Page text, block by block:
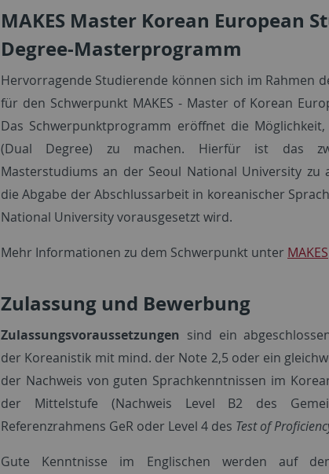
MAKES Master Korean European
Degree-Masterprogramm
Hervorragende Studierende können sich im Rahmen
für den Schwerpunkt MAKES - Master of Korean
Das Schwerpunktprogramm eröffnet die
(Dual Degree) zu machen. Hierfür ist das
Masterstudiums an der Seoul National University zu
die Abgabe der Abschlussarbeit in koreanischer
National University vorausgesetzt wird.
Mehr Informationen zu dem Schwerpunkt unter MAKES
Zulassung und Bewerbung
Zulassungsvoraussetzungen sind ein
der Koreanistik mit mind. der Note 2,5 oder ein
der Nachweis von guten Sprachkenntnissen im
der Mittelstufe (Nachweis Level B2 des
Referenzrahmens GeR oder Level 4 des Test of
Gute Kenntnisse im Englischen werden auf